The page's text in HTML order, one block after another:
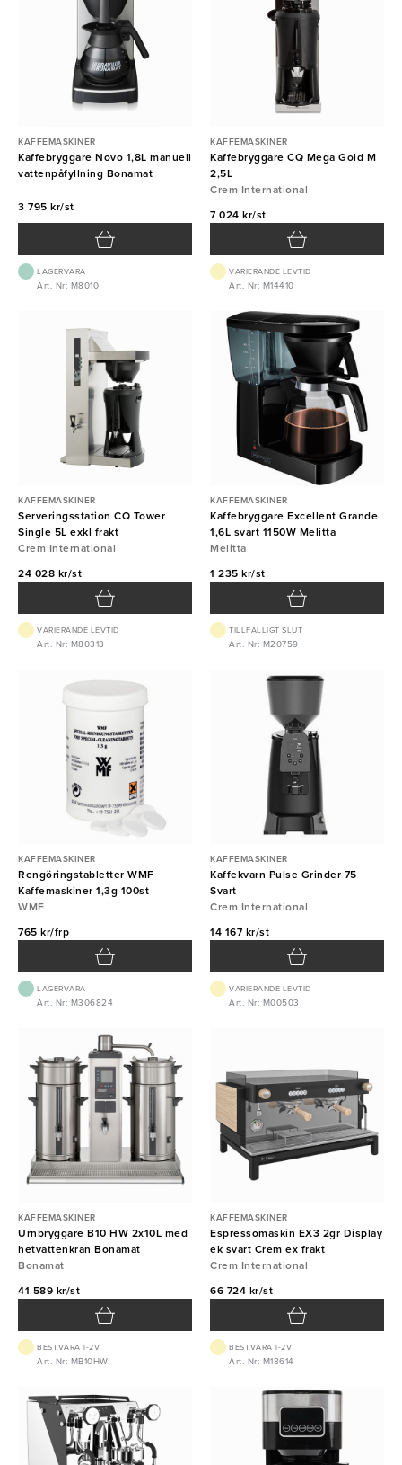
KAFFEMASKINER
Kaffebryggare Novo 1,8L manuell
vattenpåfyllning Bonamat
3 795 kr/st
LAGERVARA
Art. Nr: M8010
KAFFEMASKINER
Kaffebryggare CQ Mega Gold M
2,5L
Crem International
7 024 kr/st
VARIERANDE LEVTID
Art. Nr: M14410
KAFFEMASKINER
Serveringsstation CQ Tower
Single 5L exkl frakt
Crem International
24 028 kr/st
VARIERANDE LEVTID
Art. Nr: M80313
KAFFEMASKINER
Kaffebryggare Excellent Grande
1,6L svart 1150W Melitta
Melitta
1 235 kr/st
TILLFÄLLIGT SLUT
Art. Nr: M20759
KAFFEMASKINER
Rengöringstabletter WMF
Kaffemaskiner 1,3g 100st
WMF
765 kr/frp
LAGERVARA
Art. Nr: M306824
KAFFEMASKINER
Kaffekvarn Pulse Grinder 75
Svart
Crem International
14 167 kr/st
VARIERANDE LEVTID
Art. Nr: M00503
KAFFEMASKINER
Urnbryggare B10 HW 2x10L med
hetvattenkran Bonamat
Bonamat
41 589 kr/st
BEST.VARA 1-2V
Art. Nr: MB10HW
KAFFEMASKINER
Espressomaskin EX3 2gr Display
ek svart Crem ex frakt
Crem International
66 724 kr/st
BEST.VARA 1-2V
Art. Nr: M18614